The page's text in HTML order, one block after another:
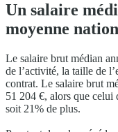
Un salaire
moyenne
Le salaire brut médian
de l’activité, la taille de
contrat. Le salaire brut
51 204 €, alors que celui
soit 21% de plus.